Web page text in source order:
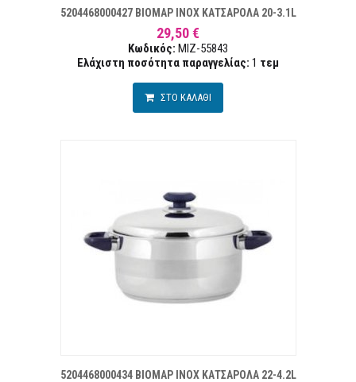
5204468000427 ΒΙΟΜΑΡ INOX ΚΑΤΣΑΡΟΛΑ 20-3.1L
29,50 €
Κωδικός: MIZ-55843
Ελάχιστη ποσότητα παραγγελίας: 1 τεμ
ΣΤΟ ΚΑΛΑΘΙ
5204468000434 ΒΙΟΜΑΡ INOX ΚΑΤΣΑΡΟΛΑ 22-4.2L